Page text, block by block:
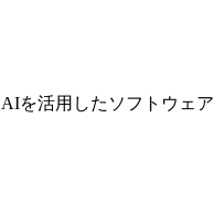
AIを活用したソフト